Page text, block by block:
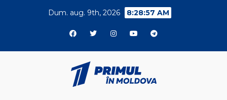
Dum. aug. 9th, 2026 8:28:57 AM